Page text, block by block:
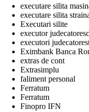
executare silita
executare silita
Executari silite
executor judecatoresc
executori
Eximbank Banca
extras de cont
Extrasimplu
faliment personal
Ferratum
Ferratum
Finopro IFN